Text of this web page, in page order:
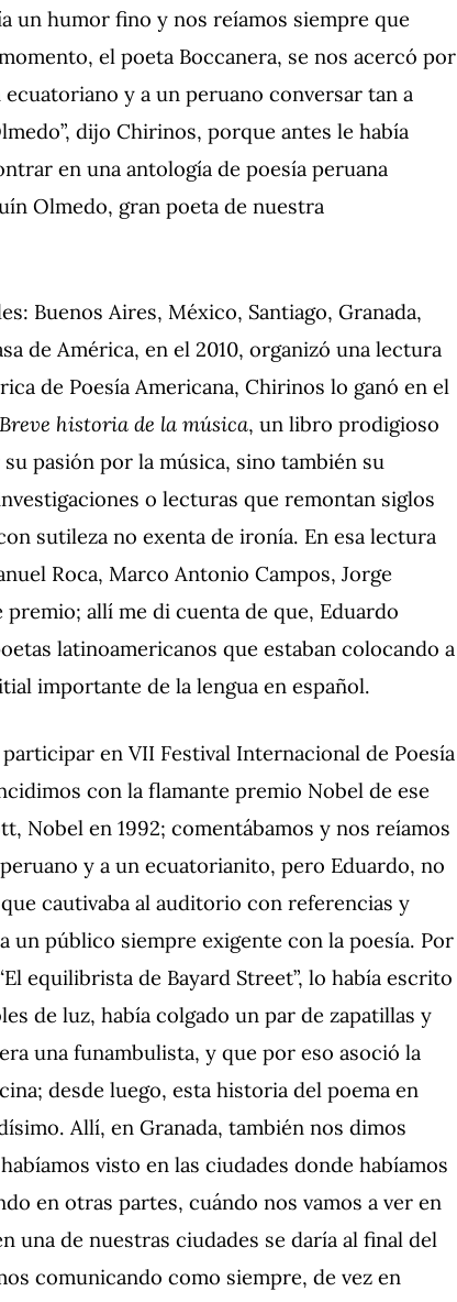
un humor fino y nos reíamos siempre que
el poeta Boccanera, se nos acercó por
y a un peruano conversar tan a
dijo Chirinos, porque antes le había
en una antología de poesía peruana
Olmedo, gran poeta de nuestra
Buenos Aires, México, Santiago, Granada,
de América, en el 2010, organizó una lectura
de Poesía Americana, Chirinos lo ganó en el
Breve historia de la música, un libro prodigioso
pasión por la música, sino también su
o lecturas que remontan siglos
sutileza no exenta de ironía. En esa lectura
Roca, Marco Antonio Campos, Jorge
allí me di cuenta de que, Eduardo
latinoamericanos que estaban colocando a
importante de la lengua en español.
en VII Festival Internacional de Poesía
con la flamante premio Nobel de ese
Nobel en 1992; comentábamos y nos reíamos
y a un ecuatorianito, pero Eduardo, no
cautivaba al auditorio con referencias y
un público siempre exigente con la poesía. Por
equilibrista de Bayard Street”, lo había escrito
de luz, había colgado un par de zapatillas y
una funambulista, y que por eso asoció la
desde luego, esta historia del poema en
Allí, en Granada, también nos dimos
visto en las ciudades donde habíamos
en otras partes, cuándo nos vamos a ver en
una de nuestras ciudades se daría al final del
comunicando como siempre, de vez en